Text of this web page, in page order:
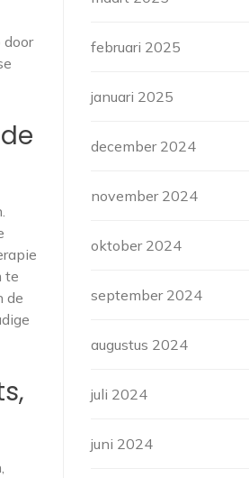
door
te
de
februari 2025
januari 2025
december 2024
november 2024
oktober 2024
september 2024
augustus 2024
juli 2024
juni 2024